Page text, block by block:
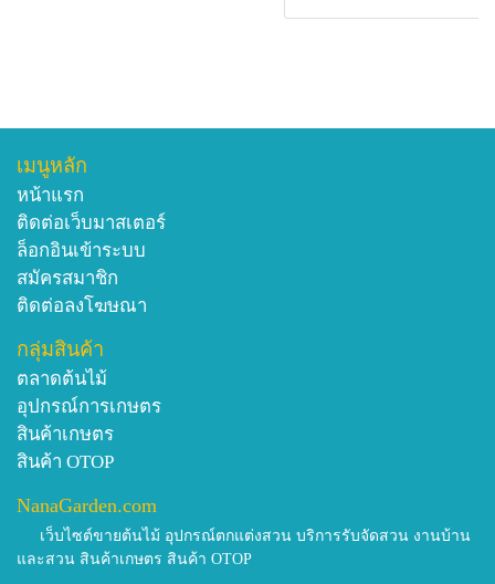
เมนูหลัก
หน้าแรก
ติดต่อเว็บมาสเตอร์
ล็อกอินเข้าระบบ
สมัครสมาชิก
ติดต่อลงโฆษณา
กลุ่มสินค้า
ตลาดต้นไม้
อุปกรณ์การเกษตร
สินค้าเกษตร
สินค้า OTOP
NanaGarden.com
เว็บไซต์ขายต้นไม้ อุปกรณ์ตกแต่งสวน บริการรับจัดสวน งานบ้าน
และสวน สินค้าเกษตร สินค้า OTOP